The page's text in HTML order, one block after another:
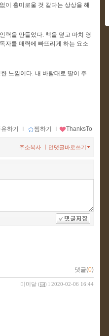
이 흥미로울 것 같다는 상상을 해
력을 만들었다. 책을 덮고 마치 영
자를 매력에 빠뜨리게 하는 요소
느낌이다. 내 바람대로 딸이 주
하기 ｌ 찜하기 ｌ ThanksTo
먼댓글바로쓰기
주소복사
댓글(0)
미미달 ( ) l 2020-02-06 16:44